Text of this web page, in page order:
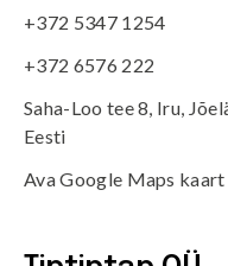
+372 5347 1254
+372 6576 222
Saha-Loo tee 8, Iru,
Eesti
Ava Google Maps kaart